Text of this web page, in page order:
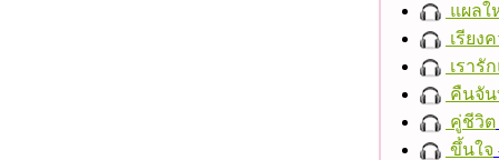
แผลใ
เรียง
เรารั
คืนจั
คู่ชีวิต
ขึ้นใจ